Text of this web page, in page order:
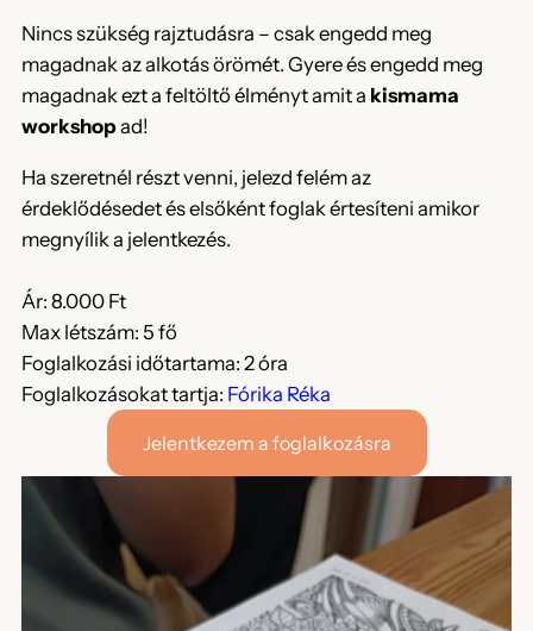
Nincs szükség rajztudásra – csak engedd meg
magadnak az alkotás örömét. Gyere és engedd meg
magadnak ezt a feltöltő élményt amit a kismama
workshopad!
Ha szeretnél részt venni, jelezd felém az
érdeklődésedet és elsőként foglak értesíteni amikor
megnyílik a jelentkezés.
Ár: 8.000 Ft
Max létszám: 5 fő
Foglalkozási időtartama: 2 óra
Foglalkozásokat tartja: Fórika Réka
Jelentkezem a foglalkozásra